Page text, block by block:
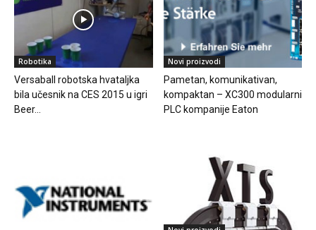
Robotika
Versaball robotska hvataljka
bila učesnik na CES 2015 u igri
Beer...
Novi proizvodi
Pametan, komunikativan,
kompaktan – XC300 modularni
PLC kompanije Eaton